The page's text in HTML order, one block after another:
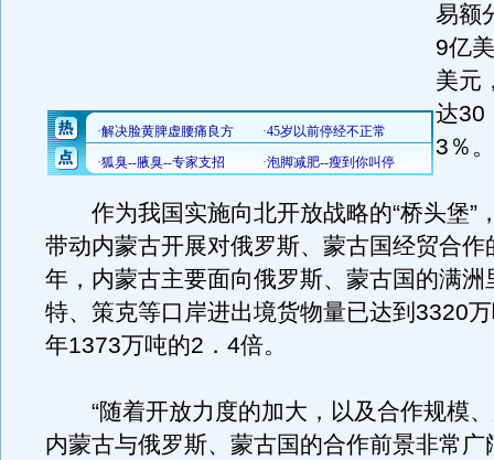
易额
9亿
美元
达30
3％。
作为我国实施向北开放战略的“桥头堡”
带动内蒙古开展对俄罗斯、蒙古国经贸合作
年，内蒙古主要面向俄罗斯、蒙古国的满洲
特、策克等口岸进出境货物量已达到3320
年1373万吨的2．4倍。
“随着开放力度的加大，以及合作规模、
内蒙古与俄罗斯、蒙古国的合作前景非常广